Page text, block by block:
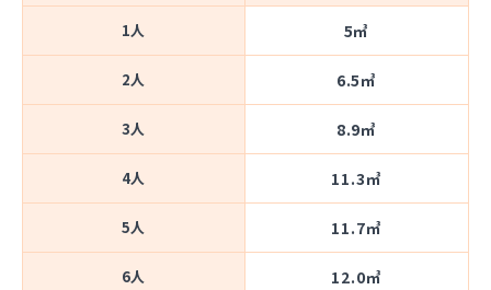
1人 5㎥
2人 6.5㎥
3人 8.9㎥
4人 11.3㎥
5人 11.7㎥
6人 12.0㎥